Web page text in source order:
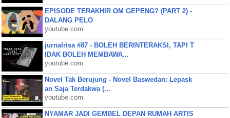
EPISODE TERAKHIR OM GEPENG? (PART 2) -
DALANG PELO
youtube.com
jurnalrisa #87 - BOLEH BERINTERAKSI, TAPI T
IDAK BOLEH MEMBAWA...
youtube.com
Novel Tak Berujung - Novel Baswedan: Lepask
an Saja Terdakwa (...
youtube.com
NYAMAR JADI GEMBEL DEPAN RUMAH ARTIS